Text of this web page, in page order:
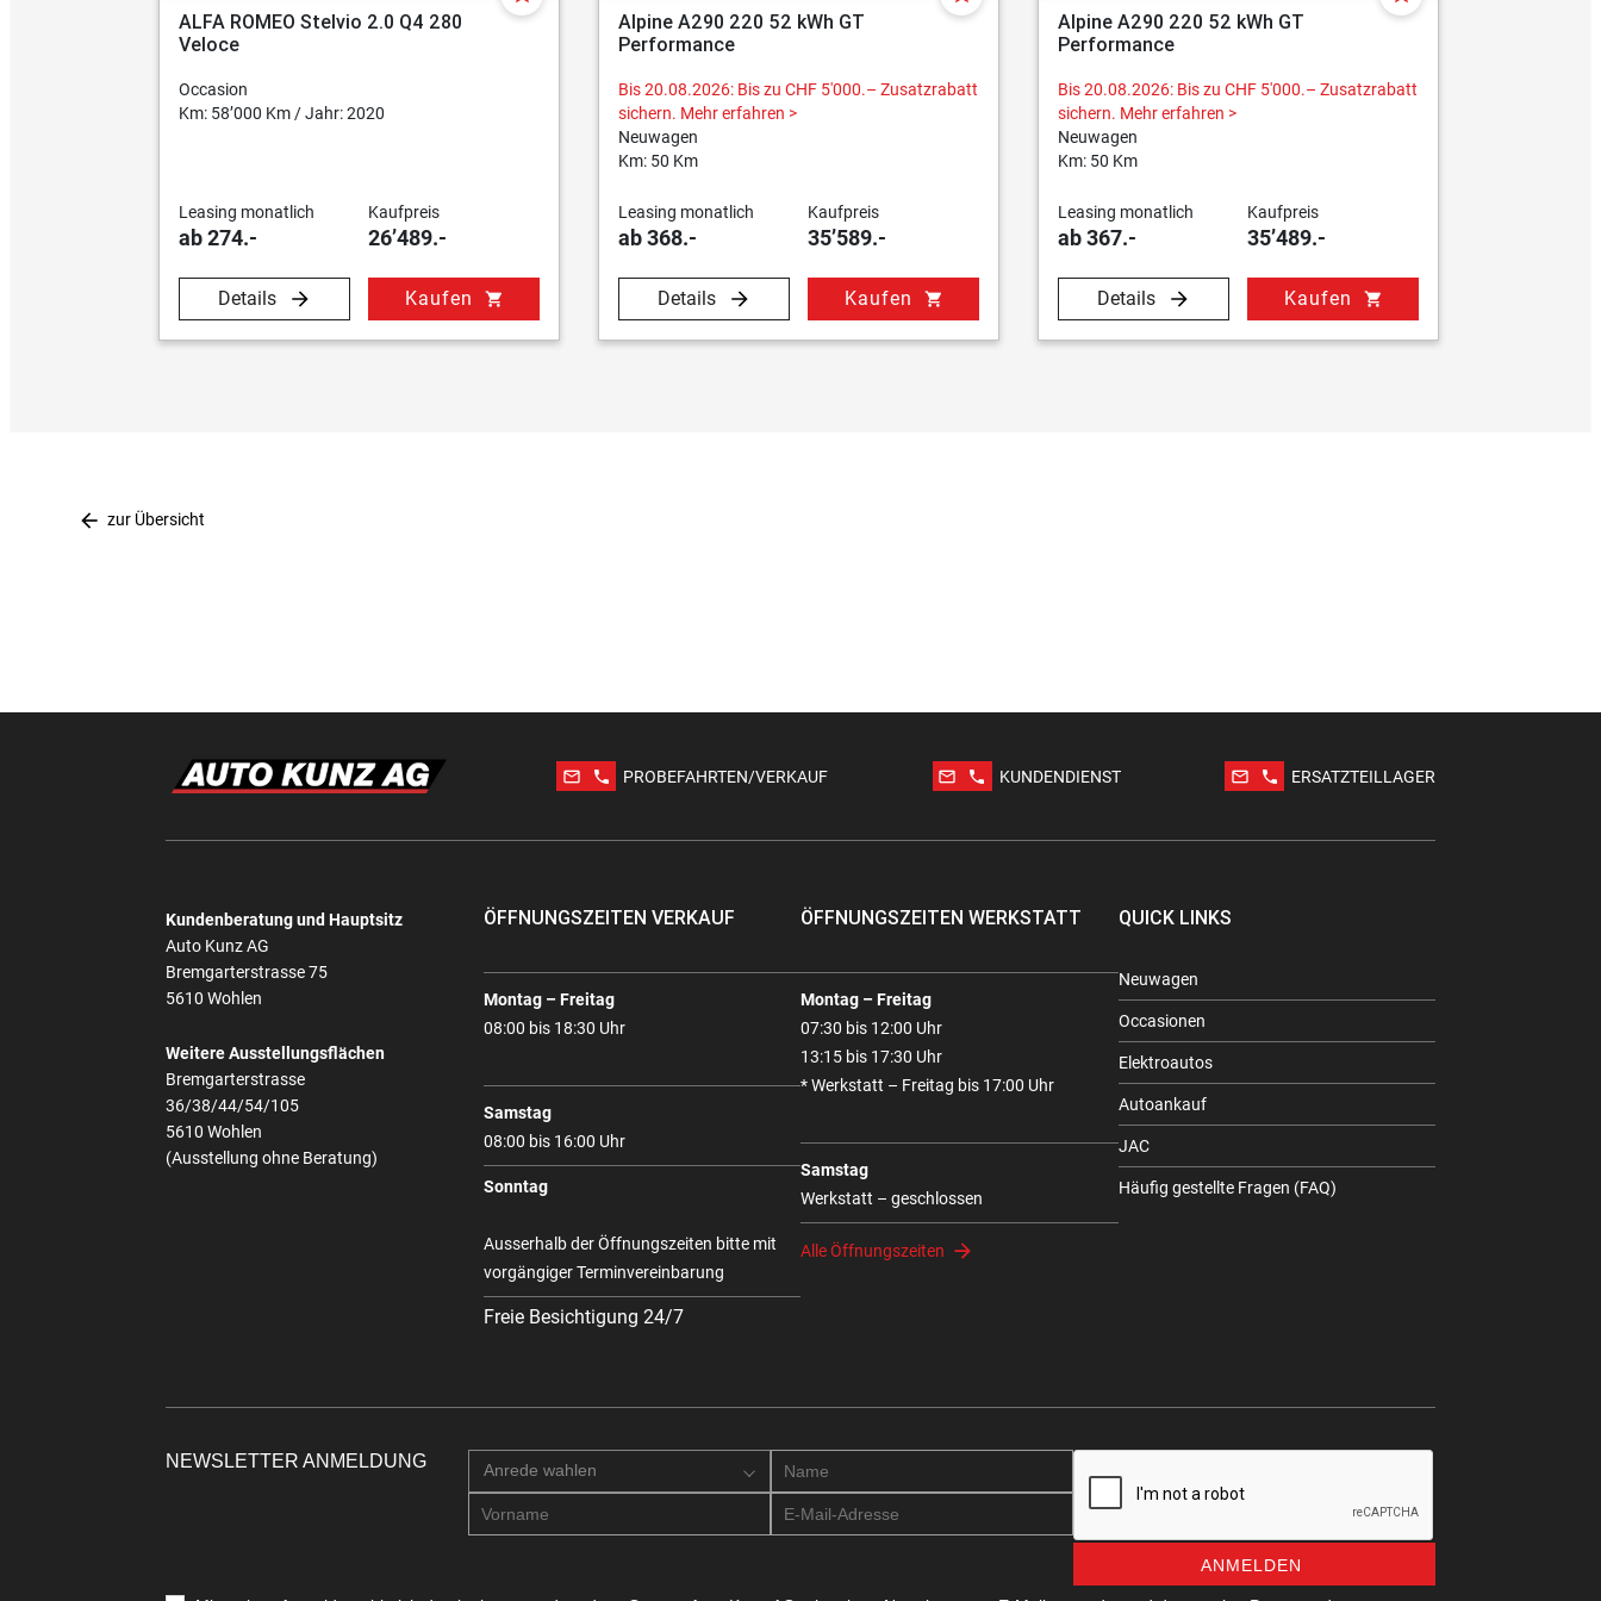
ALFA ROMEO Stelvio 2.0 Q4 280
Veloce
Occasion
Km: 58’000 Km / Jahr: 2020
Leasing monatlich
ab 274.-
Kaufpreis
26’489.-
Details Kaufen shopping_cart
Alpine A290 220 52 kWh GT
Performance
Bis 20.08.2026: Bis zu CHF 5'000.– Zusatzrabatt
sichern. Mehr erfahren >
Neuwagen
Km: 50 Km
Leasing monatlich
ab 368.-
Kaufpreis
35’589.-
Details Kaufen shopping_cart
Alpine A290 220 52 kWh GT
Performance
Bis 20.08.2026: Bis zu CHF 5'000.– Zusatzrabatt
sichern. Mehr erfahren >
Neuwagen
Km: 50 Km
Leasing monatlich
ab 367.-
Kaufpreis
35’489.-
Details Kaufen shopping_cart
arrow_back zur Übersicht
mail_outline phone PROBEFAHRTEN/VERKAUF mail_outline phone KUNDENDIENST mail_outline phone ERSATZTEILLAGER
Kundenberatung und Hauptsitz
Auto Kunz AG
Bremgarterstrasse 75
5610 Wohlen
Weitere Ausstellungsflächen
Bremgarterstrasse
36/38/44/54/105
5610 Wohlen
(Ausstellung ohne Beratung)
ÖFFNUNGSZEITEN VERKAUF
Montag – Freitag
08:00 bis 18:30 Uhr
Samstag
08:00 bis 16:00 Uhr
Sonntag
Ausserhalb der Öffnungszeiten bitte mit
vorgängiger Terminvereinbarung
Freie Besichtigung 24/7
ÖFFNUNGSZEITEN WERKSTATT
Montag – Freitag
07:30 bis 12:00 Uhr
13:15 bis 17:30 Uhr
* Werkstatt – Freitag bis 17:00 Uhr
Samstag
Werkstatt – geschlossen
Alle Öffnungszeiten
QUICK LINKS
Neuwagen
Occasionen
Elektroautos
Autoankauf
JAC
Häufig gestellte Fragen (FAQ)
NEWSLETTER ANMELDUNG Anrede wahlen
ANMELDEN